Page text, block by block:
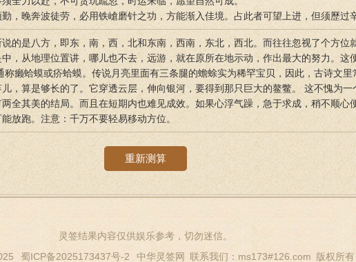
，晚奔波徒劳，必用铁嵢磨针之功，方能渐入佳境。占此者可望上进，但须歷过
的是八方，即东，南，西，北和东南，西南，东北，西北。而往往忽视了个方位
，从地理位置讲，哪儿也不去，远游，就在原所在地示动，作出最大的努力。这
称癞蛤蟆或疥蛤蟆。传说月亮里面有三条腿的蟾蜍实为稀罕宝贝，因此，古诗文
，算是够长的了。它穿透云层，伸向银河，要得到那只巨大的鳌鳖。 这不愧为一
全其美的结局。而且在短期内也难见成效。如果心浮气躁，急于求成，稍不顺心
放跑。注意：千万不要轻易移动方位。
重新测算
灵签结果内容仅供娱乐参考，切勿迷信。
蜀ICP备2025173437号-2 中华灵签网 联系我们：ms173#126.com 版权所有